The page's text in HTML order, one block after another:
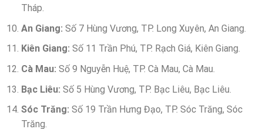
Tháp.
An Giang: Số 7 Hùng Vương, TP. Long Xuyên, An Giang.
Kiên Giang: Số 11 Trần Phú, TP. Rạch Giá, Kiên Giang.
Cà Mau: Số 9 Nguyễn Huệ, TP. Cà Mau, Cà Mau.
Bạc Liêu: Số 5 Hùng Vương, TP. Bạc Liêu, Bạc Liêu.
Sóc Trăng: Số 19 Trần Hưng Đạo, TP. Sóc Trăng, Sóc
Trăng.